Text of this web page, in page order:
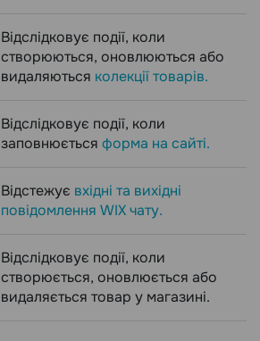
Відслідковує події, коли
створюються, оновлюються або
видаляються колекції товарів.
Відслідковує події, коли
заповнюється форма на сайті.
Відстежує вхідні та вихідні
повідомлення WIX чату.
Відслідковує події, коли
створюється, оновлюється або
видаляється товар у магазині.